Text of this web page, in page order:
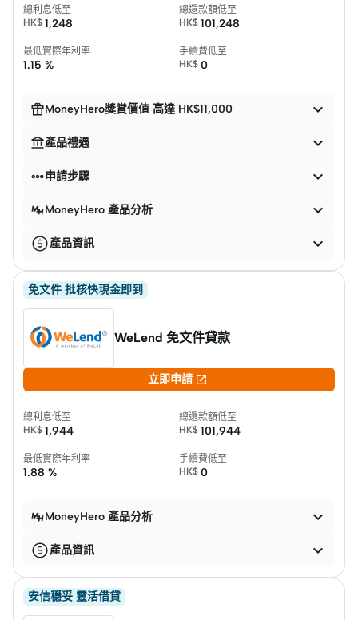
總利息低至
HK$ 1,248
總還款額低至
HK$ 101,248
最低實際年利率
1.15 %
手續費低至
HK$ 0
MoneyHero獎賞價值 高達 HK$11,000 
產品禮遇 
申請步驟 
MoneyHero 產品分析 
產品資訊 
免文件 批核快現金即到
WeLend 免文件貸款
立即申請 
總利息低至
HK$ 1,944
總還款額低至
HK$ 101,944
最低實際年利率
1.88 %
手續費低至
HK$ 0
MoneyHero 產品分析 
產品資訊 
安信穩妥 靈活借貸